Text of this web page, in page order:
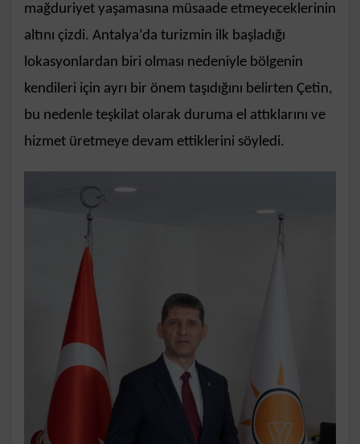
mağduriyet yaşamasına müsaade etmeyeceklerinin
altını çizdi. Antalya’da turizmin ilk başladığı
lokasyonlardan biri olması nedeniyle bölgenin
kendileri için ayrı bir önem taşıdığını belirten Çetin,
bu nedenle teşkilat olarak duruma el attıklarını ve
hizmet üretmeye devam ettiklerini söyledi.